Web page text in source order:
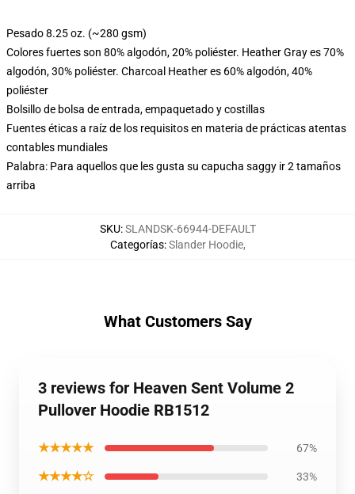
Pesado 8.25 oz. (~280 gsm)
Colores fuertes son 80% algodón, 20% poliéster. Heather Gray es 70%
algodón, 30% poliéster. Charcoal Heather es 60% algodón, 40%
poliéster
Bolsillo de bolsa de entrada, empaquetado y costillas
Fuentes éticas a raíz de los requisitos en materia de prácticas atentas
contables mundiales
Palabra: Para aquellos que les gusta su capucha saggy ir 2 tamaños
arriba
SKU:SLANDSK-66944-DEFAULT
Categorías:Slander Hoodie,
What Customers Say
3 reviews for Heaven Sent Volume 2
Pullover Hoodie RB1512
★★★★★ 67%
★★★★☆ 33%